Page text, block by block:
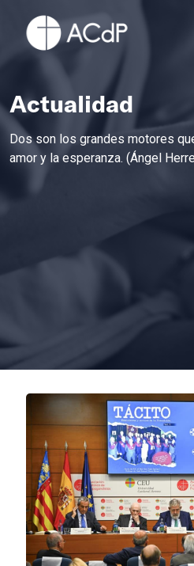
Actualidad
Dos son los grandes motores
amor y la esperanza. (Ángel